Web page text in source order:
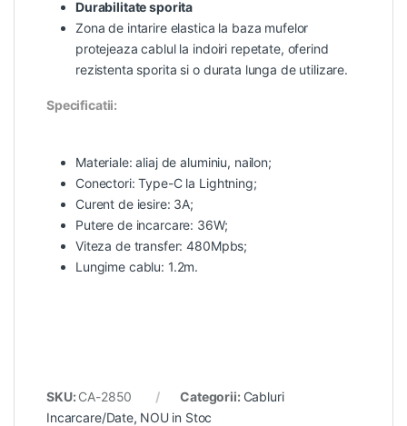
Durabilitate sporita
Zona de intarire elastica la baza mufelor
protejeaza cablul la indoiri repetate, oferind
rezistenta sporita si o durata lunga de utilizare.
Specificatii:
Materiale: aliaj de aluminiu, nailon;
Conectori: Type-C la Lightning;
Curent de iesire: 3A;
Putere de incarcare: 36W;
Viteza de transfer: 480Mpbs;
Lungime cablu: 1.2m.
SKU: CA-2850 Categorii: Cabluri
Incarcare/Date, NOU in Stoc